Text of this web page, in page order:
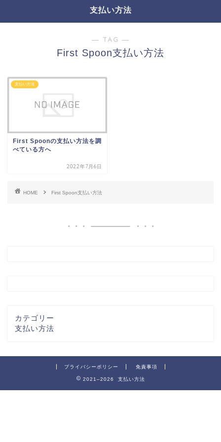
支払い方法
― TAG ―
First Spoon支払い方法
支払い方法
First Spoonの支払い方法を調
べている方へ
2022年7月6日
HOME First Spoon支払い方法
カテゴリー
支払い方法
プライバシーポリシー 免責事項
2021–2026 支払い方法